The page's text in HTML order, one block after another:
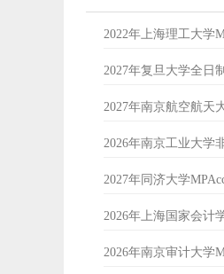
2022年上海理工大学
2027年复旦大学全日
2027年南京航空航天
2026年南京工业大学
2027年同济大学
2026年上海国家会计
2026年南京审计大学